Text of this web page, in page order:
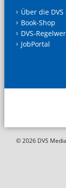
Über die
Book-Shop
DVS-
JobPortal
© 2026 DVS